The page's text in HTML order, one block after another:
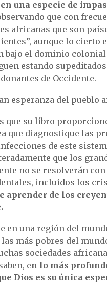
una especie de
que con
africanas que son
aunque lo cierto
bajo el dominio colonial
estando
de Occidente.
esperanza del pueblo
que su libro
que diagnostique las
de este
que los
no se resolverán con
incluidos los
aprender de los
en una región del
las más pobres del
sociedades
en lo más
Dios es su única